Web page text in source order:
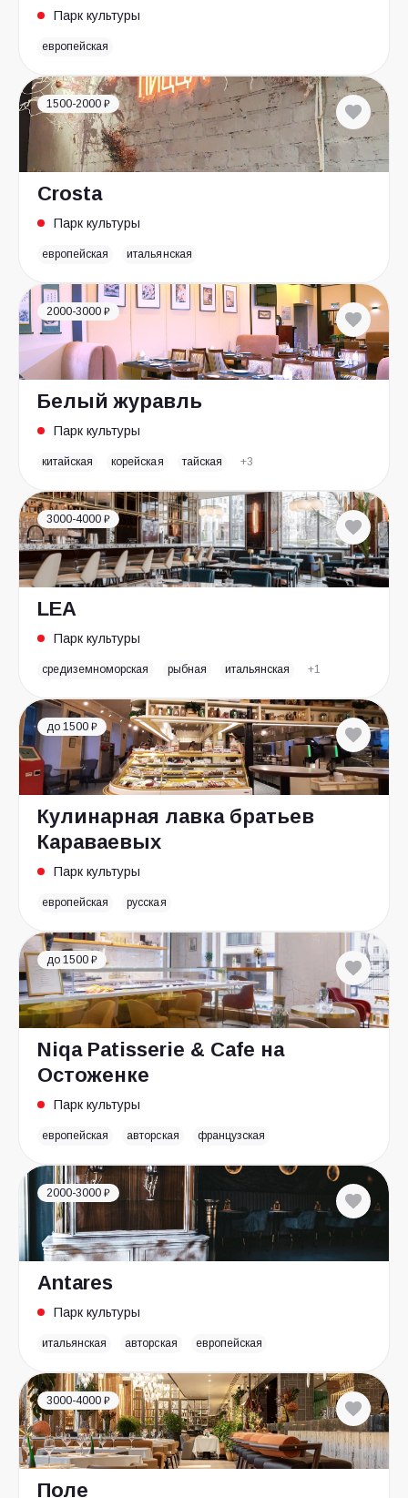
Парк культуры
европейская
1500-2000 ₽
Crosta
Парк культуры
европейская итальянская
2000-3000 ₽
Белый журавль
Парк культуры
китайская корейская тайская +3
3000-4000 ₽
LEA
Парк культуры
средиземноморская рыбная итальянская +1
до 1500 ₽
Кулинарная лавка братьев
Караваевых
Парк культуры
европейская русская
до 1500 ₽
Niqa Patisserie & Cafe на
Остоженке
Парк культуры
европейская авторская французская
2000-3000 ₽
Antares
Парк культуры
итальянская авторская европейская
3000-4000 ₽
Поле